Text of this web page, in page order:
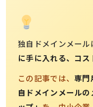
独自ドメインメール
に手に入れる、コ
この記事では、専門
自ドメインメール